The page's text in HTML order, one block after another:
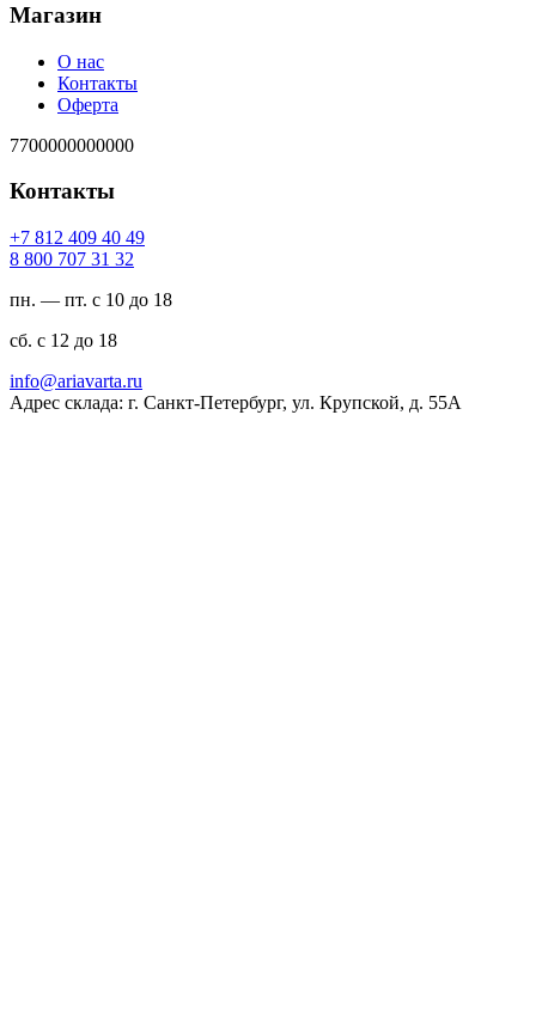
Магазин
О нас
Контакты
Оферта
7700000000000
Контакты
94 04 904 218 7+
23 13 707 008 8
пн. — пт. с 10 до 18
сб. с 12 до 18
ur.atravaira@ofni
Адрес склада: г. Санкт-Петербург, ул. Крупской, д. 55А